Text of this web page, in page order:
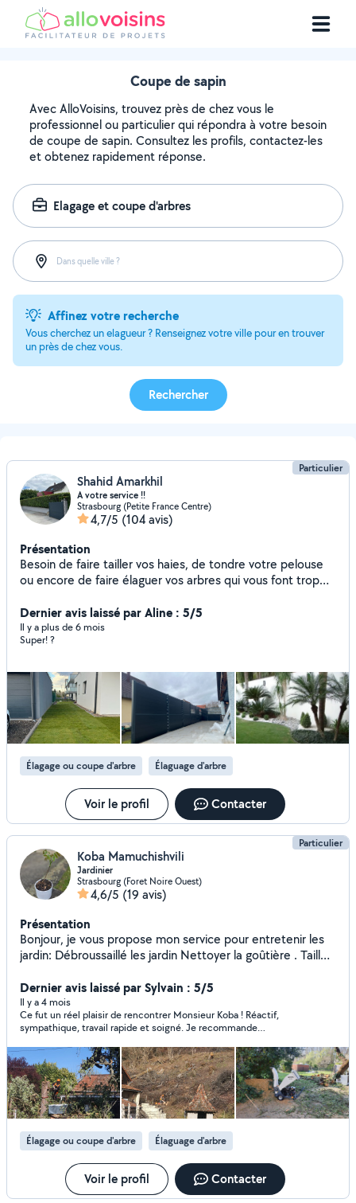
Coupe de sapin
Avec AlloVoisins, trouvez près de chez vous le
professionnel ou particulier qui répondra à votre besoin
de coupe de sapin. Consultez les profils, contactez-les
et obtenez rapidement réponse.
Elagage et coupe d'arbres
Dans quelle ville ?
Affinez votre recherche
Vous cherchez un elagueur ? Renseignez votre ville pour en trouver
un près de chez vous.
Rechercher
Particulier
Shahid Amarkhil
A votre service !!
Strasbourg (Petite France Centre)
4,7/5 (104 avis)
Présentation
Besoin de faire tailler vos haies, de tondre votre pelouse
ou encore de faire élaguer vos arbres qui vous font trop
plus de 8 ans, je serai ravie de pouvoir mettre mon savoir
faire au service de votre jardin. N'hésitez plus, je suis
disponible rapidement pour répondre à tous vos besoins.
Dernier avis laissé par Aline : 5/5
Il y a plus de 6 mois
Super! ?
Élagage ou coupe d'arbre Élaguage d'arbre
Voir le profil Contacter
Particulier
Koba Mamuchishvili
Jardinier
Strasbourg (Foret Noire Ouest)
4,6/5 (19 avis)
Présentation
Bonjour, je vous propose mon service pour entretenir les
jardin: Débroussaillé les jardin Nettoyer la goûtière . Tailler
arbres. Broyez les branches sur place Cultiver du la terre
avec motoculaire. évacuer Déchets végétaux. Je suis
joignable et je prends mon travail au sérieux. N'hésitez pas
à me contacter.cordialement
Dernier avis laissé par Sylvain : 5/5
Il y a 4 mois
Ce fut un réel plaisir de rencontrer Monsieur Koba ! Réactif,
sympathique, travail rapide et soigné. Je recommande
Élagage ou coupe d'arbre Élaguage d'arbre
Voir le profil Contacter